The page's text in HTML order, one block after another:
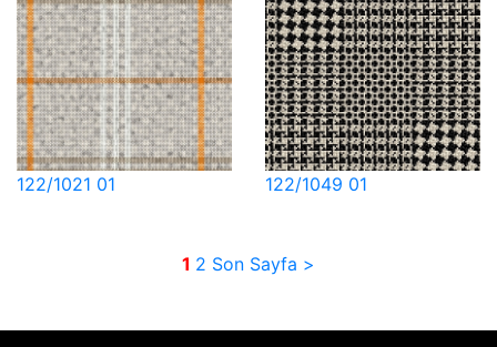
122/1021 01 122/1049 01
1 2 Son Sayfa >